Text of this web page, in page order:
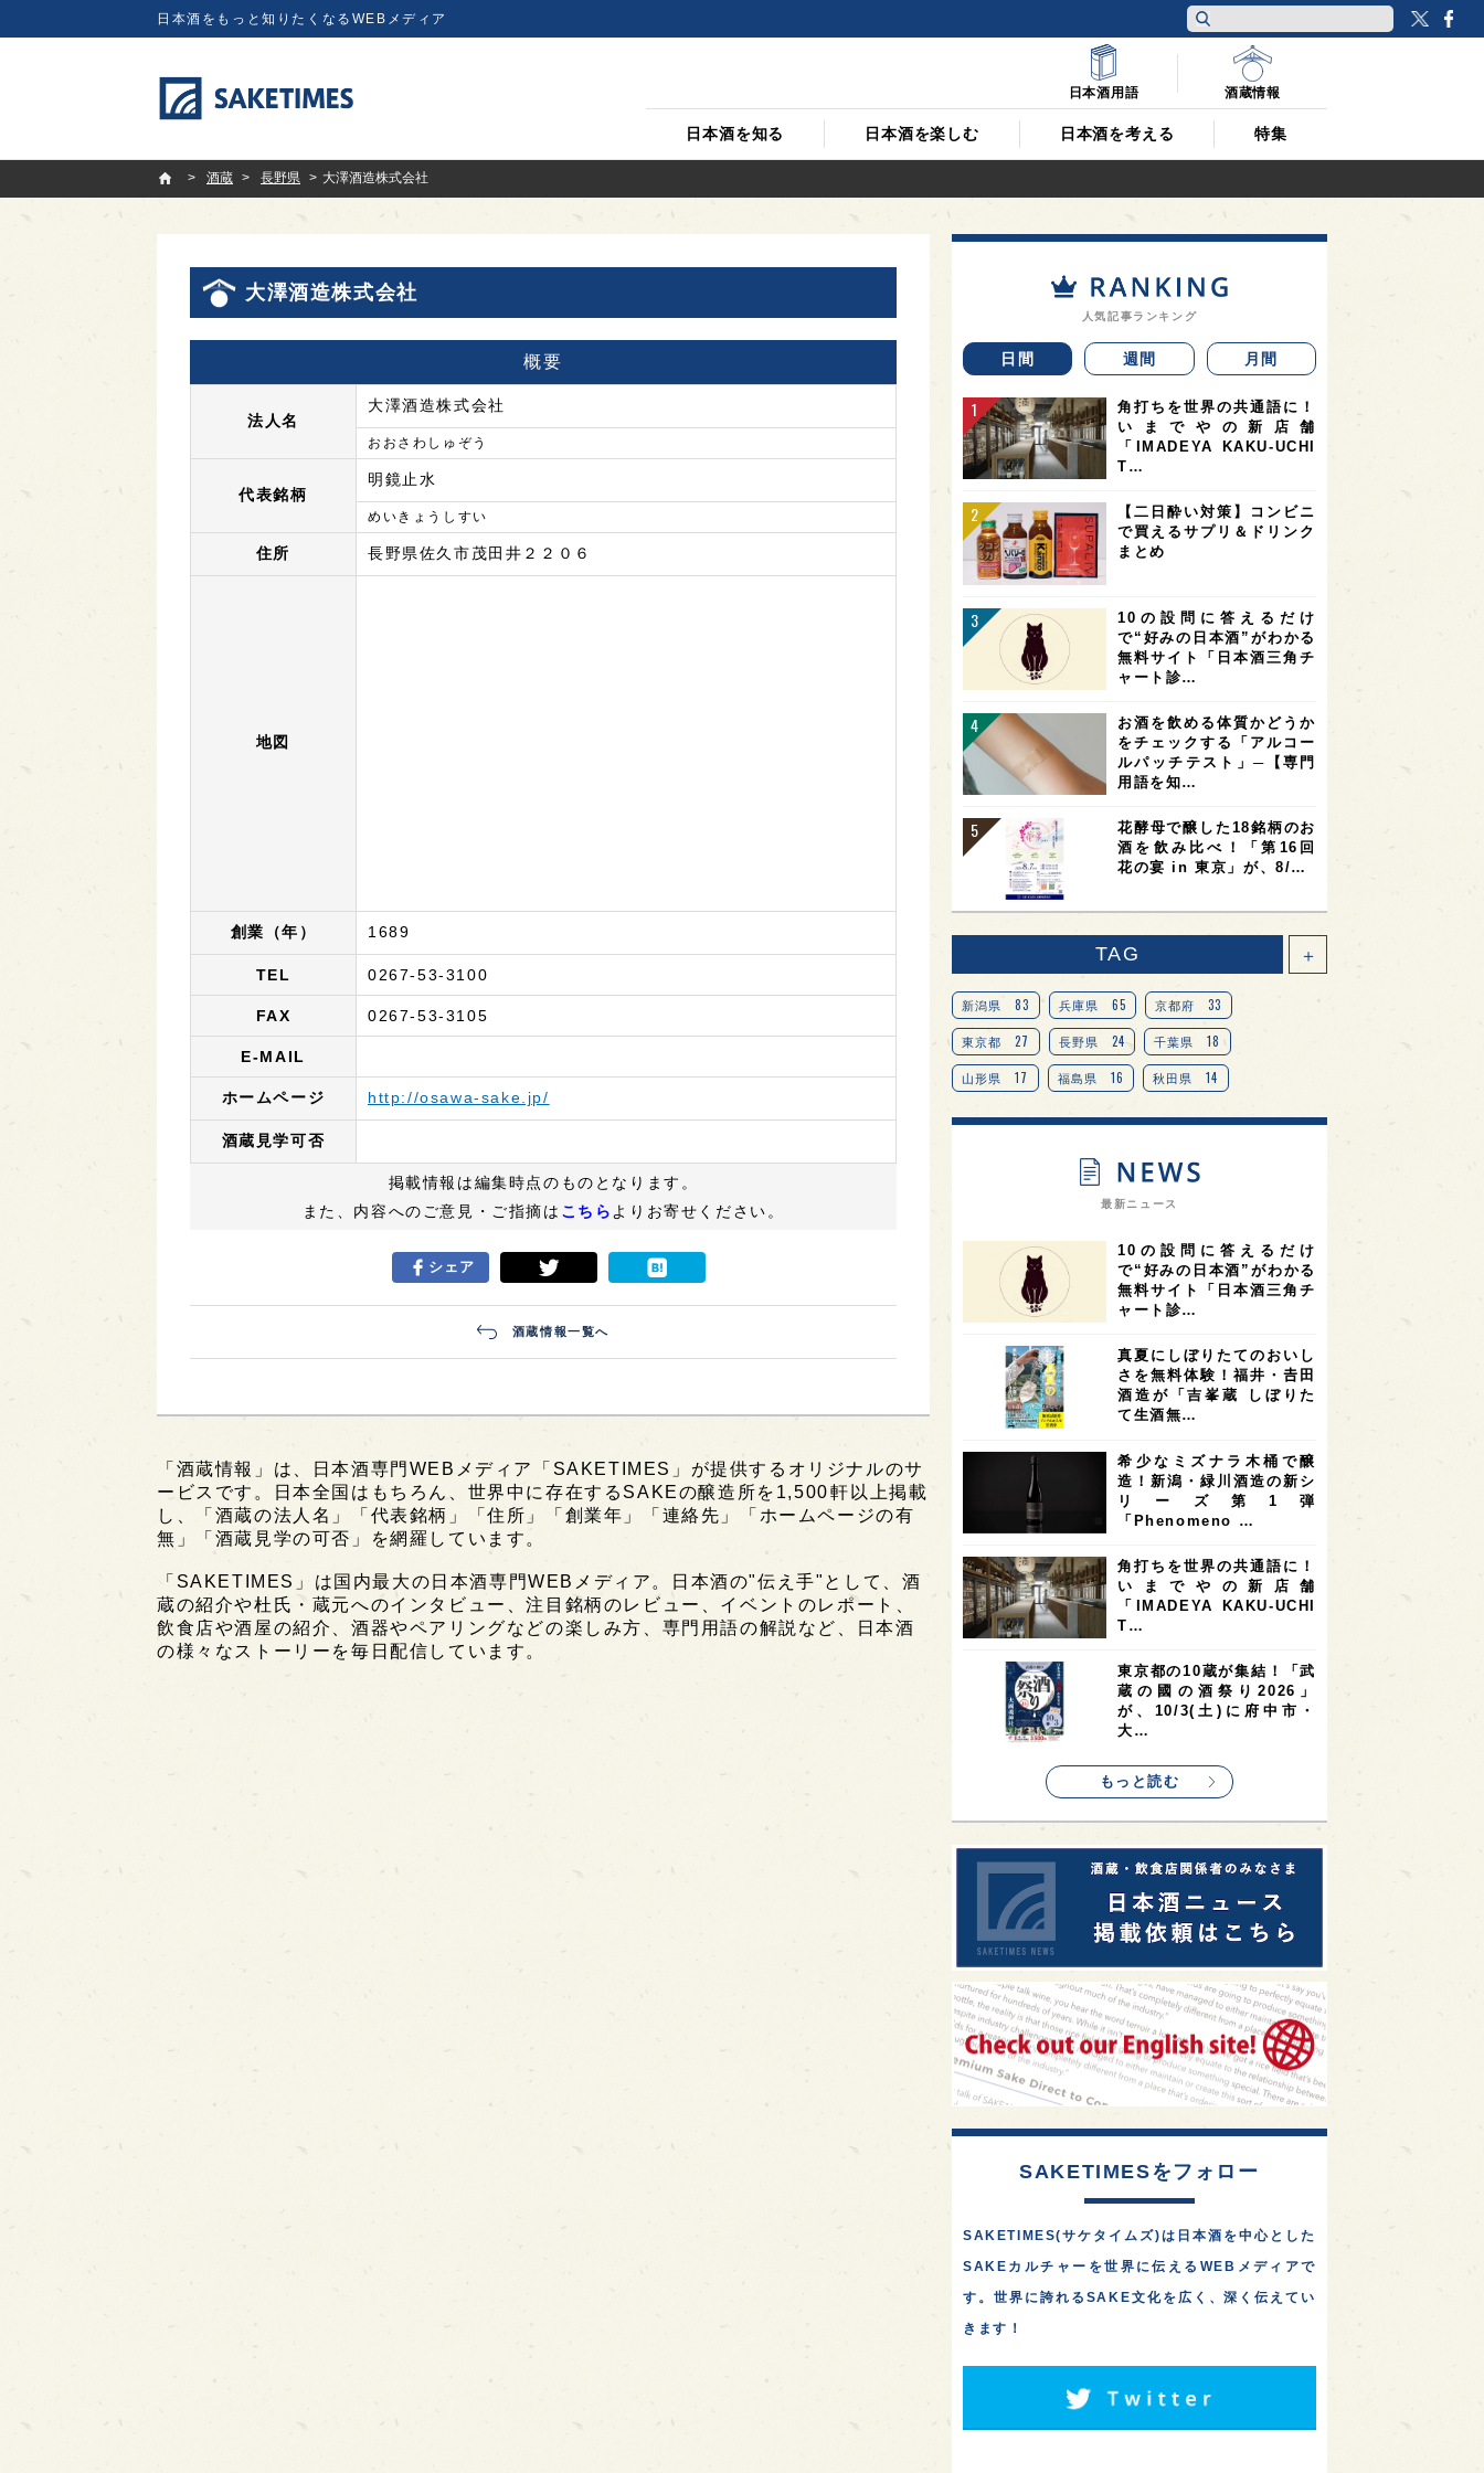
日本酒をもっと知りたくなるWEBメディア
日本酒を知る 日本酒を楽しむ 日本酒を考える 特集
日本酒用語 酒蔵情報
SAKETIMES
酒蔵
長野県 大澤酒造株式会社
大澤酒造株式会社
概要
法人名
大澤酒造株式会社
おおさわしゅぞう
代表銘柄
明鏡止水
めいきょうしすい
住所 長野県佐久市茂田井２２０６
地図
創業（年） 1689
TEL 0267-53-3100
FAX 0267-53-3105
E-MAIL
ホームページ http://osawa-sake.jp/
酒蔵見学可否
掲載情報は編集時点のものとなります。
また、内容へのご意見・ご指摘は こちら よりお寄せください。
シェア
酒蔵情報一覧へ
「酒蔵情報」は、日本酒専門WEBメディア「SAKETIMES」が提供するオリジナルのサ
ービスです。日本全国はもちろん、世界中に存在するSAKEの醸造所を1,500軒以上掲載
し、「酒蔵の法人名」「代表銘柄」「住所」「創業年」「連絡先」「ホームページの有
無」「酒蔵見学の可否」を網羅しています。
「SAKETIMES」は国内最大の日本酒専門WEBメディア。日本酒の"伝え手"として、酒
蔵の紹介や杜氏・蔵元へのインタビュー、注目銘柄のレビュー、イベントのレポート、
飲食店や酒屋の紹介、酒器やペアリングなどの楽しみ方、専門用語の解説など、日本酒
の様々なストーリーを毎日配信しています。
人気記事ランキング
日間 週間 月間
角打ちを世界の共通語に！
いまでやの新店舗
「IMADEYA KAKU-UCHI
T…
【二日酔い対策】コンビニ
で買えるサプリ＆ドリンク
まとめ
10の設問に答えるだけ
で“好みの日本酒”がわかる
無料サイト「日本酒三角チ
ャート診…
お酒を飲める体質かどうか
をチェックする「アルコー
ルパッチテスト」─【専門
用語を知…
花酵母で醸した18銘柄のお
酒を飲み比べ！「第16回
花の宴 in 東京」が、8/…
TAG ＋
27 長野県 24 千葉県 18
17 福島県 16 秋田県
12 栃木県 11
オピニオンリーダーの視点 9 埼玉県 9
広島県 8 山梨県 7 ヨーロッパ
石川県 7 奈良県 7 滋賀県 7 和歌山県 6
富山県 6 フランス 6
SAKE100 5 5 岡山県 5 岩手県 4
4 アメリカ 4 神奈川県 4
4 三重県 大阪府
スペイン 香港 福井県
SAKEの時代を生きる 2 静岡県 1 長崎県 1
全蔵めぐり 1 シンガポール 1 カナダ 1
群馬県 1 熊本県
イギリス 1 ノルウェー 1 新宿区 1
歌舞伎町 1 沖縄県 1 鳥取県
saketimes_image_4 1
最新ニュース
10の設問に答えるだけ
で“好みの日本酒”がわかる
無料サイト「日本酒三角チ
真夏にしぼりたてのおいし
さを無料体験！福井・𠮷田
酒造が「吉峯蔵 しぼりた
希少なミズナラ木桶で醸
「Phenomeno …
角打ちを世界の共通語に！
いまでやの新店舗
「IMADEYA KAKU-UCHI
東京都の10蔵が集結！「武
蔵の國の酒祭り2026」
が、10/3(土)に府中市・
大…